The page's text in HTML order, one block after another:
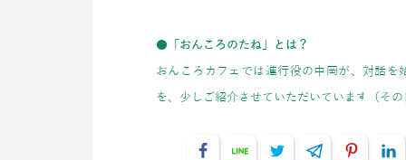
● 「おんころのたね」とは？
おんころカフェでは進行役の中岡が、対話
を、少しご紹介させていただいています（そ
Facebook
Line Twitter Telegram